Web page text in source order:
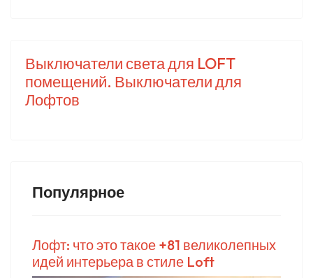
Выключатели света для LOFT
помещений. Выключатели для
Лофтов
Популярное
Лофт: что это такое +81 великолепных
идей интерьера в стиле Loft